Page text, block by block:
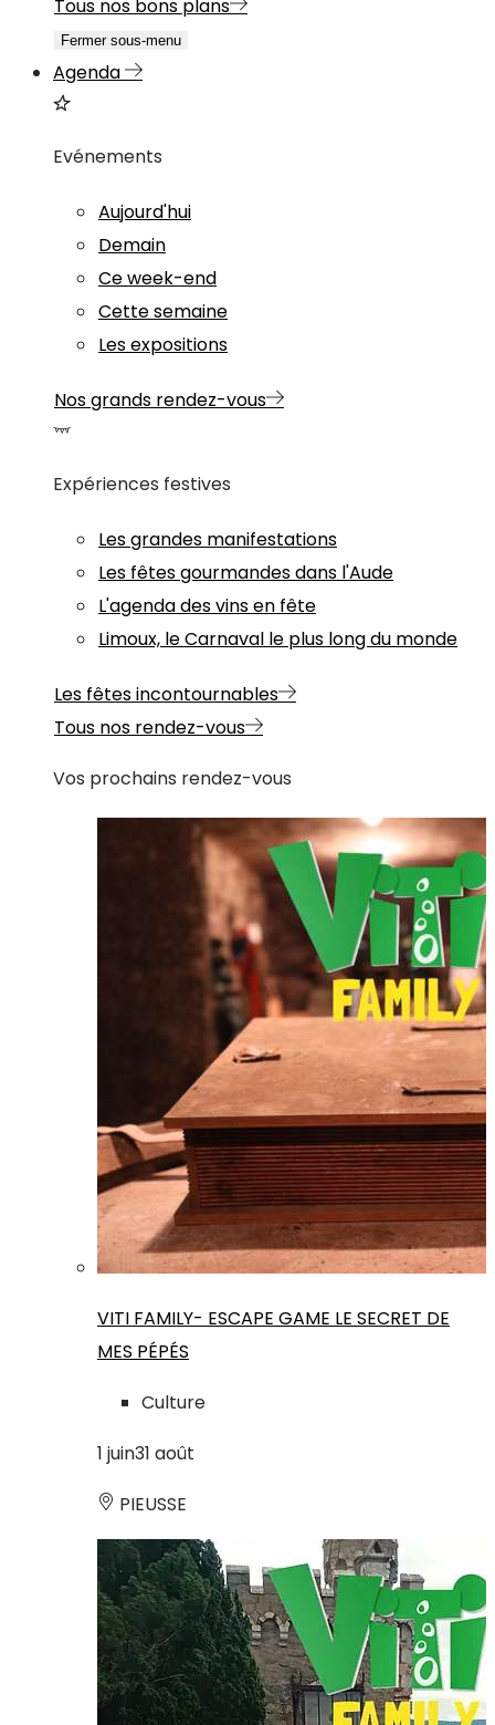
Tous nos bons plans
Fermer sous-menu
Agenda
Evénements
Aujourd'hui
Demain
Ce week-end
Cette semaine
Les expositions
Nos grands rendez-vous
Expériences festives
Les grandes manifestations
Les fêtes gourmandes dans l'Aude
L'agenda des vins en fête
Limoux, le Carnaval le plus long du monde
Les fêtes incontournables
Tous nos rendez-vous
Vos prochains rendez-vous
VITI FAMILY- ESCAPE GAME LE SECRET DE
MES PÉPÉS
Culture
1 juin31 août
PIEUSSE